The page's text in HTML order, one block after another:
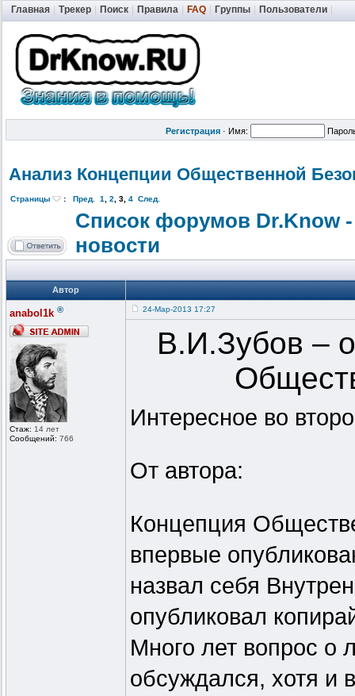
Главная Трекер Поиск Правила FAQ Группы Пользователи
Регистрация · Имя:
Анализ Концепции Общественной
Страницы : Пред. 1, 2, 3, 4 След.
Список форумов Dr.Know
новости
Автор
anabol1k ®
Стаж: 14 лет
Сообщений: 766
24-Мар-2013 17:27
В.И.Зубов –
Интересное во
От автора:
Концепция
впервые
назвал себя
опубликовал
Много лет вопрос о
обсуждался, хотя и